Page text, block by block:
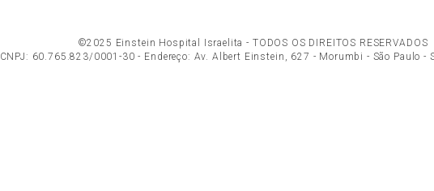
©2025 Einstein Hospital Israelita - TODOS OS DIREITOS RESERVADOS
CNPJ: 60.765.823/0001-30 - Endereço: Av. Albert Einstein, 627 - Morumbi - São Paulo -